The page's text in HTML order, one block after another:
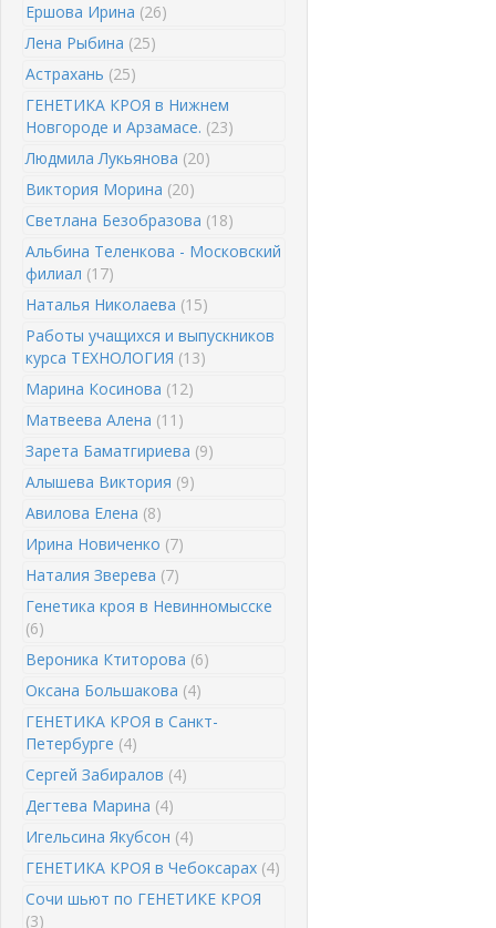
Ершова Ирина (26)
Лена Рыбина (25)
Астрахань (25)
ГЕНЕТИКА КРОЯ в Нижнем
Новгороде и Арзамасе. (23)
Людмила Лукьянова (20)
Виктория Морина (20)
Светлана Безобразова (18)
Альбина Теленкова - Московский
филиал (17)
Наталья Николаева (15)
Работы учащихся и выпускников
курса ТЕХНОЛОГИЯ (13)
Марина Косинова (12)
Матвеева Алена (11)
Зарета Баматгириева (9)
Алышева Виктория (9)
Авилова Елена (8)
Ирина Новиченко (7)
Наталия Зверева (7)
Генетика кроя в Невинномысске
(6)
Вероника Ктиторова (6)
Оксана Большакова (4)
ГЕНЕТИКА КРОЯ в Санкт-
Петербурге (4)
Сергей Забиралов (4)
Дегтева Марина (4)
Игельсина Якубсон (4)
ГЕНЕТИКА КРОЯ в Чебоксарах (4)
Сочи шьют по ГЕНЕТИКЕ КРОЯ
(3)